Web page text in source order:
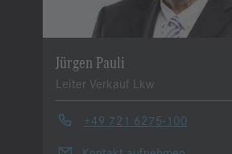
Jürgen Pauli
Leiter Verkauf Lkw
+49 721 6275-100